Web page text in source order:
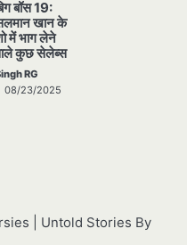
बॉस 19:
खान के
में भाग लेने
कुछ सेलेब्स
RG
08/23/2025
| Untold Stories By